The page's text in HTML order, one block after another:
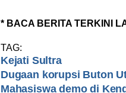
* BACA BERITA TERKINI
TAG:
Kejati Sultra
Dugaan korupsi Buton
Mahasiswa demo di